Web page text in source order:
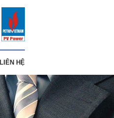
LIÊN HỆ